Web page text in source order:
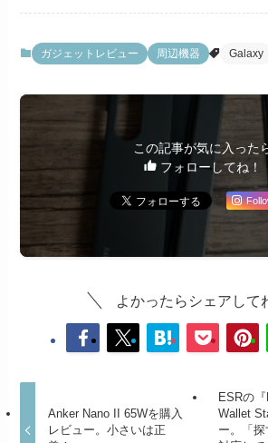
ー
ガジェットレビュー 周辺機器 Galaxy
この記事が気に入った
フォローしてね！
よかったらシェアして
Anker Nano II 65Wを購入
レビュー。小さいは正
ESRの
Wallet
ー。「